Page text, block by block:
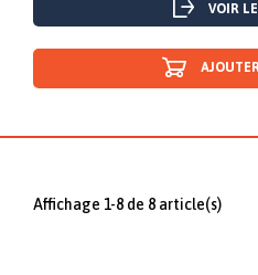
VOIR
Affichage 1-8 de 8 article(s)